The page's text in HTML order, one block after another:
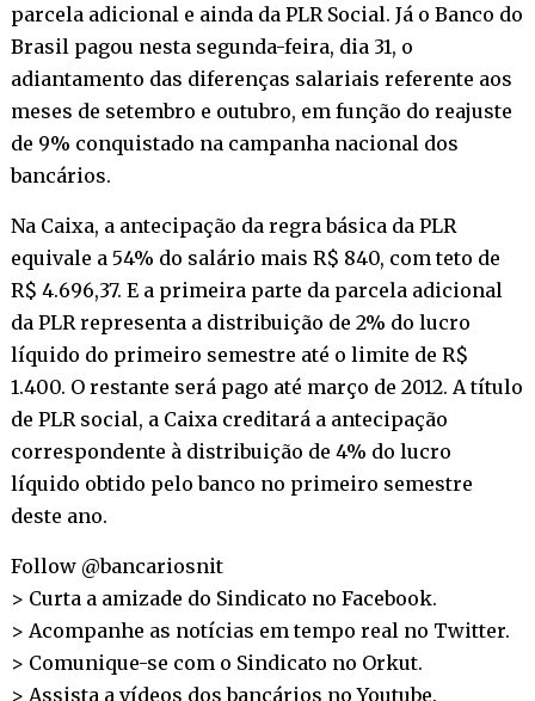
parcela adicional e ainda da PLR Social. Já o Banco do
Brasil pagou nesta segunda-feira, dia 31, o
adiantamento das diferenças salariais referente aos
meses de setembro e outubro, em função do reajuste
de 9% conquistado na campanha nacional dos
bancários.
Na Caixa, a antecipação da regra básica da PLR
equivale a 54% do salário mais R$ 840, com teto de
R$ 4.696,37. E a primeira parte da parcela adicional
da PLR representa a distribuição de 2% do lucro
líquido do primeiro semestre até o limite de R$
1.400. O restante será pago até março de 2012. A título
de PLR social, a Caixa creditará a antecipação
correspondente à distribuição de 4% do lucro
líquido obtido pelo banco no primeiro semestre
deste ano.
Follow @bancariosnit
> Curta a amizade do Sindicato no Facebook.
> Acompanhe as notícias em tempo real no Twitter.
> Comunique-se com o Sindicato no Orkut.
> Assista a vídeos dos bancários noYoutube.